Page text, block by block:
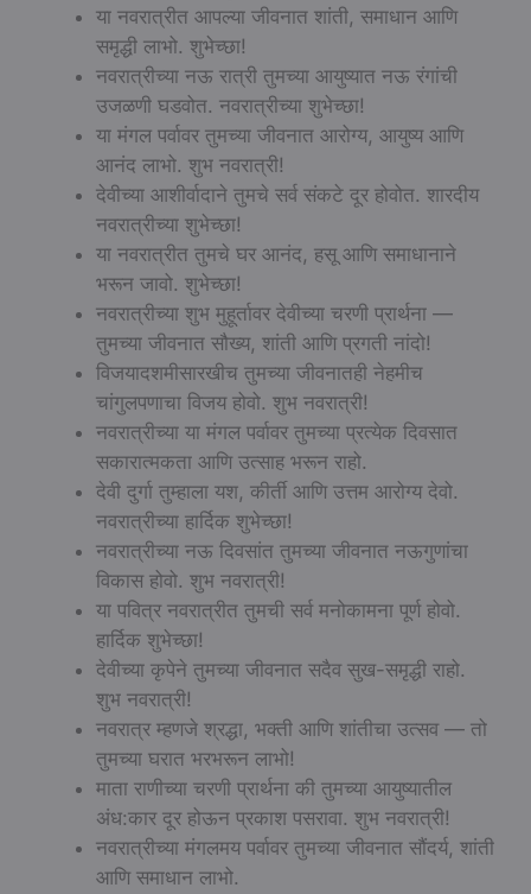
या नवरात्रीत आपल्या जीवनात शांती, समाधान आणि
समृद्धी लाभो. शुभेच्छा!
नवरात्रीच्या नऊ रात्री तुमच्या आयुष्यात नऊ रंगांची
उजळणी घडवोत. नवरात्रीच्या शुभेच्छा!
या मंगल पर्वावर तुमच्या जीवनात आरोग्य, आयुष्य आणि
आनंद लाभो. शुभ नवरात्री!
देवीच्या आशीर्वादाने तुमचे सर्व संकटे दूर होवोत. शारदीय
नवरात्रीच्या शुभेच्छा!
या नवरात्रीत तुमचे घर आनंद, हसू आणि समाधानाने
भरून जावो. शुभेच्छा!
नवरात्रीच्या शुभ मुहूर्तावर देवीच्या चरणी प्रार्थना —
तुमच्या जीवनात सौख्य, शांती आणि प्रगती नांदो!
विजयादशमीसारखीच तुमच्या जीवनातही नेहमीच
चांगुलपणाचा विजय होवो. शुभ नवरात्री!
नवरात्रीच्या या मंगल पर्वावर तुमच्या प्रत्येक दिवसात
सकारात्मकता आणि उत्साह भरून राहो.
देवी दुर्गा तुम्हाला यश, कीर्ती आणि उत्तम आरोग्य देवो.
नवरात्रीच्या हार्दिक शुभेच्छा!
नवरात्रीच्या नऊ दिवसांत तुमच्या जीवनात नऊगुणांचा
विकास होवो. शुभ नवरात्री!
या पवित्र नवरात्रीत तुमची सर्व मनोकामना पूर्ण होवो.
हार्दिक शुभेच्छा!
देवीच्या कृपेने तुमच्या जीवनात सदैव सुख-समृद्धी राहो.
शुभ नवरात्री!
नवरात्र म्हणजे श्रद्धा, भक्ती आणि शांतीचा उत्सव — तो
तुमच्या घरात भरभरून लाभो!
माता राणीच्या चरणी प्रार्थना की तुमच्या आयुष्यातील
अंध:कार दूर होऊन प्रकाश पसरावा. शुभ नवरात्री!
नवरात्रीच्या मंगलमय पर्वावर तुमच्या जीवनात सौंदर्य, शांती
आणि समाधान लाभो.